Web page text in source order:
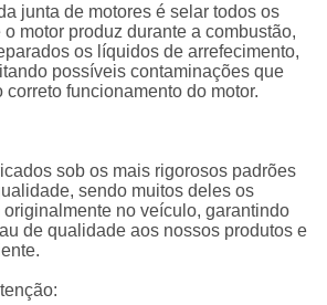
junta de motores é selar todos os
motor produz durante a combustão,
os líquidos de arrefecimento,
possíveis contaminações que
correto funcionamento do motor.
sob os mais rigorosos padrões
sendo muitos deles os
originalmente no veículo, garantindo
de qualidade aos nossos produtos e